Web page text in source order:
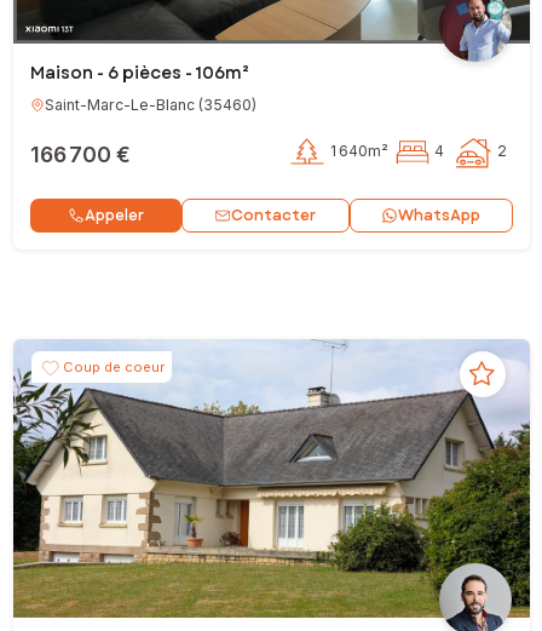
Maison - 6 pièces - 106m²
Saint-Marc-Le-Blanc(35460)
166 700 € 1 640m² 4 2
Appeler Contacter WhatsApp
Coup de coeur